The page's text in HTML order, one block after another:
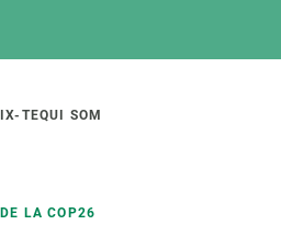
TEQUI SOM
LA COP26